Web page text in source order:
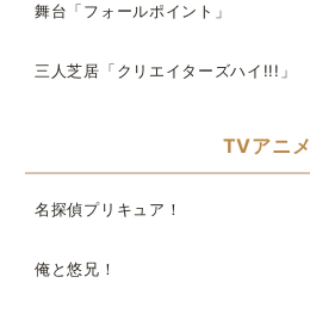
舞台「フォールポイント」
三人芝居「クリエイターズハイ!!!」
TVアニメ
名探偵プリキュア！
俺と悠兄！